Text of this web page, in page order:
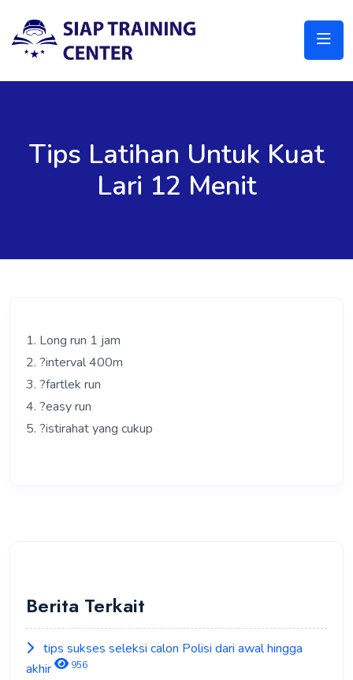
Tips Latihan Untuk Kuat
Lari 12 Menit
1. Long run 1 jam
2. ?interval 400m
3. ?fartlek run
4. ?easy run
5. ?istirahat yang cukup
Berita Terkait
tips sukses seleksi calon Polisi dari awal hingga
akhir
956